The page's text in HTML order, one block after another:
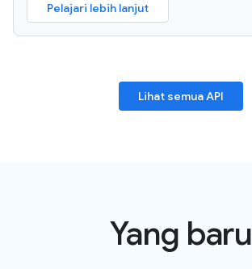
Pelajari lebih lanjut
Lihat semua API
Yang baru